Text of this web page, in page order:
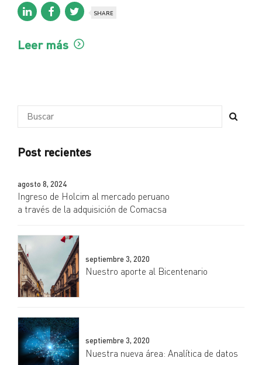
SHARE
Leer más
Post recientes
agosto 8, 2024
Ingreso de Holcim al mercado peruano
a través de la adquisición de Comacsa
septiembre 3, 2020
Nuestro aporte al Bicentenario
septiembre 3, 2020
Nuestra nueva área: Analítica de datos